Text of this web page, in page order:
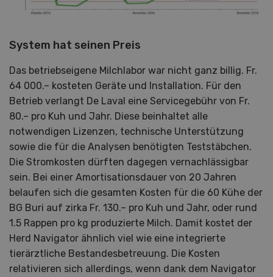
System hat seinen Preis
Das betriebseigene Milchlabor war nicht ganz billig. Fr.
64 000.– kosteten Geräte und Installation. Für den
Betrieb verlangt De Laval eine Servicegebühr von Fr.
80.– pro Kuh und Jahr. Diese beinhaltet alle
notwendigen Lizenzen, technische Unterstützung
sowie die für die Analysen benötigten Teststäbchen.
Die Stromkosten dürften dagegen vernachlässigbar
sein. Bei einer Amortisationsdauer von 20 Jahren
belaufen sich die gesamten Kosten für die 60 Kühe der
BG Buri auf zirka Fr. 130.– pro Kuh und Jahr, oder rund
1.5 Rappen pro kg produzierte Milch. Damit kostet der
Herd Navigator ähnlich viel wie eine integrierte
tierärztliche Bestandesbetreuung. Die Kosten
relativieren sich allerdings, wenn dank dem Navigator